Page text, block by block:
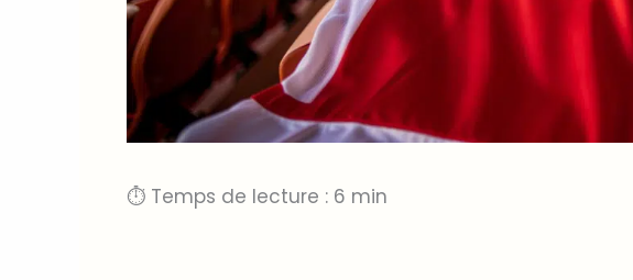
⏱ Temps de lecture : 6 min